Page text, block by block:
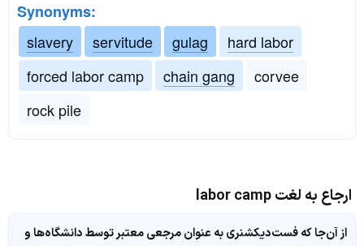
Synonyms:
slavery
servitude gulag
hard labor
forced labor camp
chain gang
corvee
rock pile
ارجاع به لغت labor camp
از آن‌جا که فست‌دیکشنری به عنوان مرجعی معتبر توسط دانشگاه‌ها و